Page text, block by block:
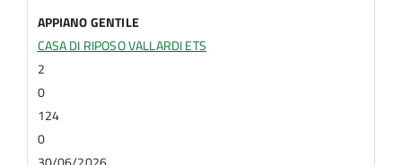
APPIANO GENTILE
CASA DI RIPOSO VALLARDI ETS
2
0
124
0